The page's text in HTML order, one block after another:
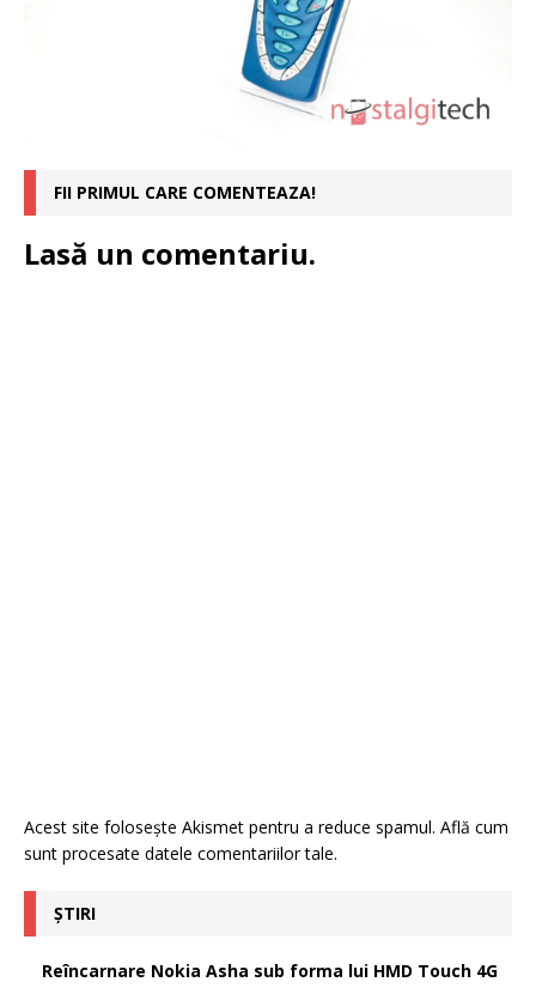
FII PRIMUL CARE COMENTEAZA!
Lasă un comentariu.
Acest site folosește Akismet pentru a reduce spamul. Află cum
sunt procesate datele comentariilor tale.
ȘTIRI
Reîncarnare Nokia Asha sub forma lui HMD Touch 4G